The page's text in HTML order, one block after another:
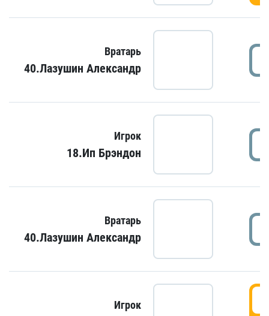
Вратарь
40.Лазушин Александр
Игрок
18.Ип Брэндон
Вратарь
40.Лазушин Александр
Игрок